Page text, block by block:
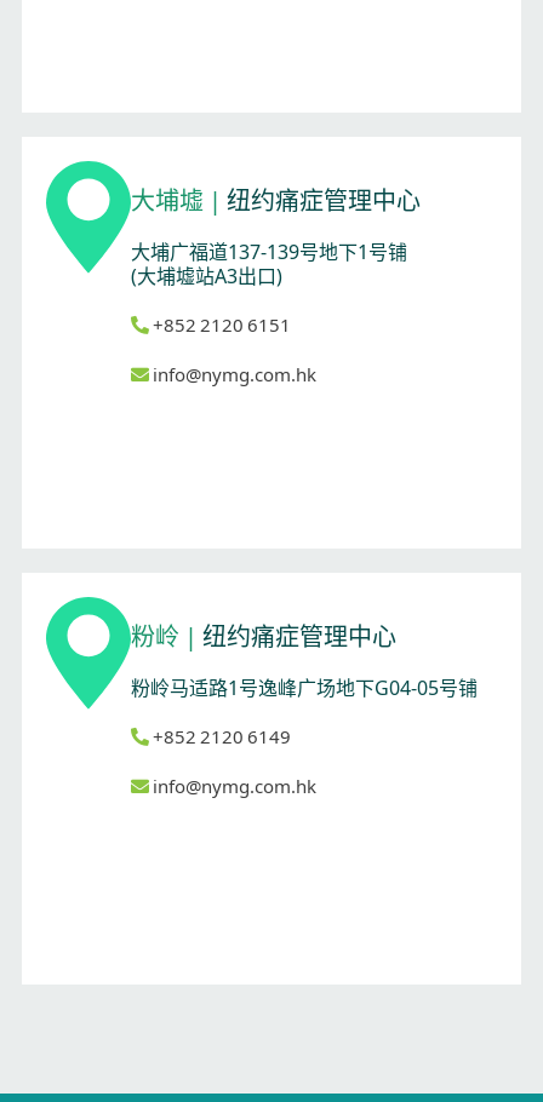
大埔墟 | 纽约痛症管理中心
大埔广福道137-139号地下1号铺
(大埔墟站A3出口)
+852 2120 6151
info@nymg.com.hk
粉岭 | 纽约痛症管理中心
粉岭马适路1号逸峰广场地下G04-05号铺
+852 2120 6149
info@nymg.com.hk